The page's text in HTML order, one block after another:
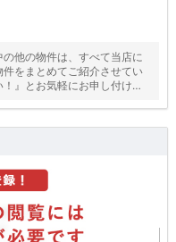
他の物件は、すべて当店に
をまとめてご紹介させてい
』とお気軽にお申し付けく